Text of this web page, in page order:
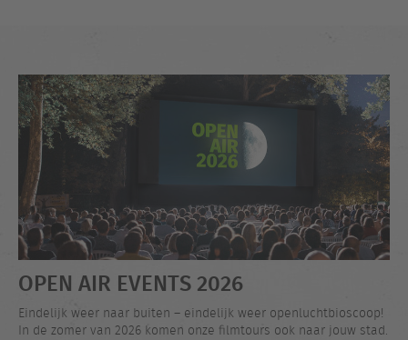
OPEN AIR EVENTS 2026
Eindelijk weer naar buiten – eindelijk weer openluchtbioscoop!
In de zomer van 2026 komen onze filmtours ook naar jouw stad.